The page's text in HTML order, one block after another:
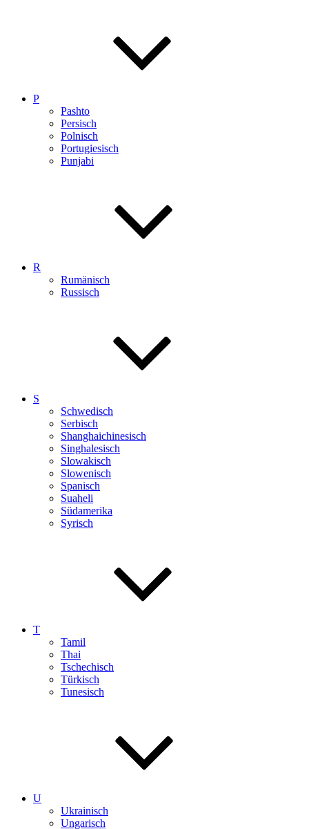
P
Pashto
Persisch
Polnisch
Portugiesisch
Punjabi
R
Rumänisch
Russisch
S
Schwedisch
Serbisch
Shanghaichinesisch
Singhalesisch
Slowakisch
Slowenisch
Spanisch
Suaheli
Südamerika
Syrisch
T
Tamil
Thai
Tschechisch
Türkisch
Tunesisch
U
Ukrainisch
Ungarisch